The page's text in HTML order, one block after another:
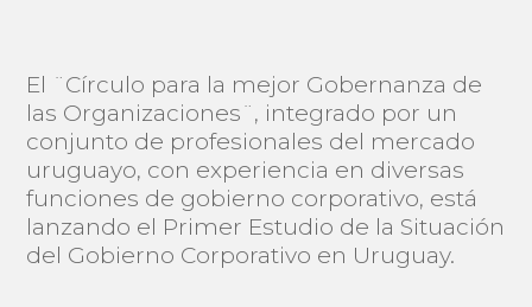
El ¨Círculo para la mejor Gobernanza de
las Organizaciones¨, integrado por un
conjunto de profesionales del mercado
uruguayo, con experiencia en diversas
funciones de gobierno corporativo, está
lanzando el Primer Estudio de la Situación
del Gobierno Corporativo en Uruguay.